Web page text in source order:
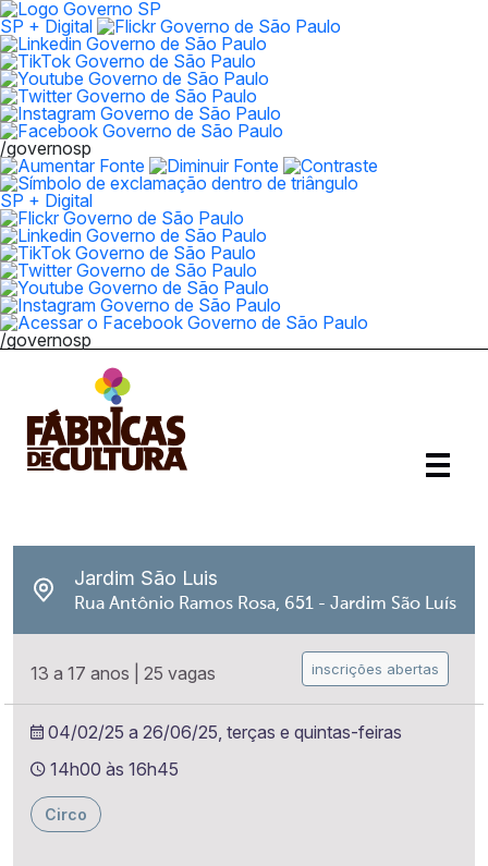
SP + Digital
/governosp
SP + Digital
/governosp
Jardim São Luis
Rua Antônio Ramos Rosa, 651 - Jardim São Luís
13 a 17 anos 25 vagas inscrições abertas
04/02/25 a 26/06/25, terças e quintas-feiras
14h00 às 16h45
Circo